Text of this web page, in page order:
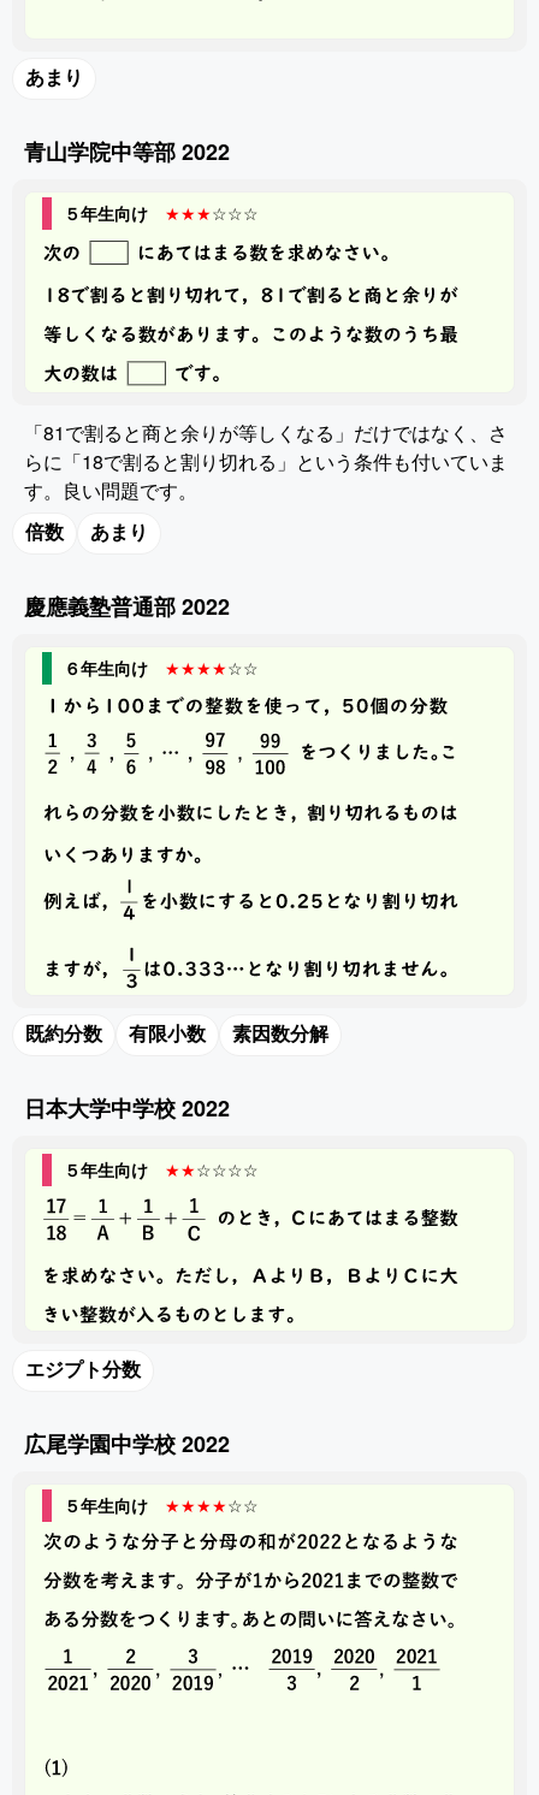
あまり
青山学院中等部 2022
５年生向け ★★★☆☆☆
「81で割ると商と余りが等しくなる」だけではなく、さ
らに「18で割ると割り切れる」という条件も付いていま
す。良い問題です。
倍数 あまり
慶應義塾普通部 2022
６年生向け ★★★★☆☆
既約分数 有限小数 素因数分解
日本大学中学校 2022
５年生向け ★★☆☆☆☆
エジプト分数
広尾学園中学校 2022
５年生向け ★★★★☆☆